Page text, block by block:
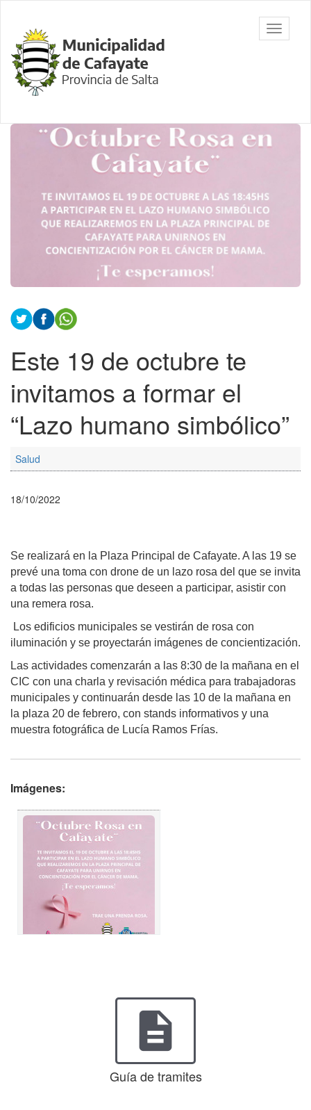
contenido
principal
Municipalidad
de Cafayate,
Salta
barra
Contenido
principal
Este 19 de octubre te
invitamos a formar el
“Lazo humano simbólico”
Salud
18/10/2022
Se realizará en la Plaza Principal de Cafayate. A las 19 se
prevé una toma con drone de un lazo rosa del que se invita
a todas las personas que deseen a participar, asistir con
una remera rosa.
Los edificios municipales se vestirán de rosa con
iluminación y se proyectarán imágenes de concientización.
Las actividades comenzarán a las 8:30 de la mañana en el
CIC con una charla y revisación médica para trabajadoras
municipales y continuarán desde las 10 de la mañana en
la plaza 20 de febrero, con stands informativos y una
muestra fotográfica de Lucía Ramos Frías.
Imágenes:
description
Guía de tramites